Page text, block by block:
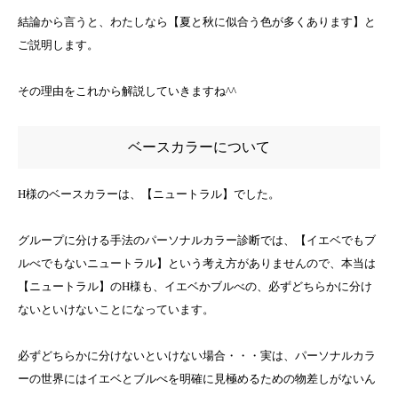
結論から言うと、わたしなら【夏と秋に似合う色が多くあります】と
ご説明します。
その理由をこれから解説していきますね^^
ベースカラーについて
H様のベースカラーは、【ニュートラル】でした。
グループに分ける手法のパーソナルカラー診断では、【イエベでもブ
ルべでもないニュートラル】という考え方がありませんので、本当は
【ニュートラル】のH様も、イエベかブルべの、必ずどちらかに分け
ないといけないことになっています。
必ずどちらかに分けないといけない場合・・・実は、パーソナルカラ
ーの世界にはイエベとブルべを明確に見極めるための物差しがないん